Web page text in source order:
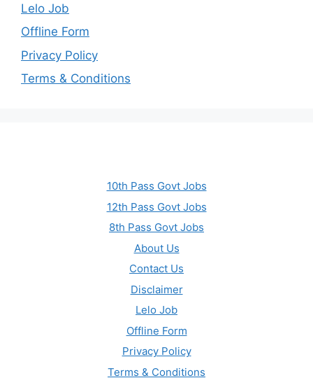
Lelo Job
Offline Form
Privacy Policy
Terms & Conditions
10th Pass Govt Jobs
12th Pass Govt Jobs
8th Pass Govt Jobs
About Us
Contact Us
Disclaimer
Lelo Job
Offline Form
Privacy Policy
Terms & Conditions